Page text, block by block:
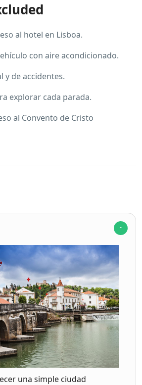
al hotel en Lisboa.
con aire acondicionado.
y de accidentes.
explorar cada parada.
al Convento de Cristo
una simple ciudad